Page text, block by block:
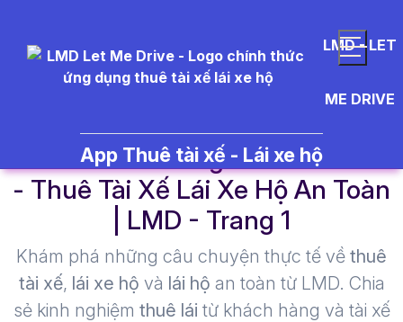
LMD - LET
ME DRIVE
App Thuê tài xế - Lái xe hộ
- Thuê Tài Xế Lái Xe Hộ An Toàn
| LMD - Trang 1​
Khám phá những câu chuyện thực tế về thuê
tài xế, lái xe hộ và lái hộ an toàn từ LMD. Chia
sẻ kinh nghiệm thuê lái từ khách hàng và tài xế